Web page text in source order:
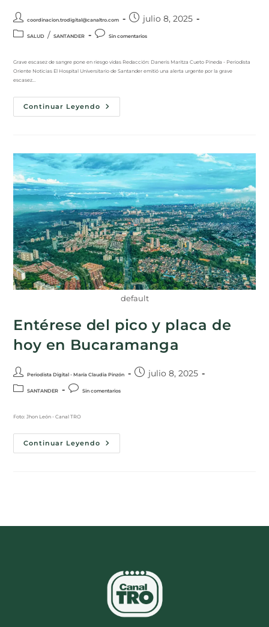
coordinacion.trodigital@canaltro.com julio 8, 2025
SALUD / SANTANDER Sin comentarios
Grave escasez de sangre pone en riesgo vidas Redacción: Daneris Maritza Cueto Pineda - Periodista
Oriente Noticias El Hospital Universitario de Santander emitió una alerta urgente por la grave
escasez…
Continuar Leyendo
default
Entérese del pico y placa de
hoy en Bucaramanga
Periodista Digital - María Claudia Pinzón julio 8, 2025
SANTANDER Sin comentarios
Foto: Jhon León - Canal TRO
Continuar Leyendo